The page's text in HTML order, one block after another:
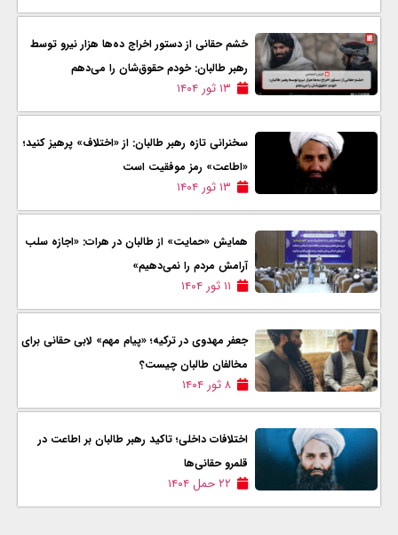
خشم حقانی از دستور اخراج ده‌ها هزار نیرو توسط
رهبر طالبان: خودم حقوق‌شان را می‌دهم
۱۳ ثور ۱۴۰۴
سخنرانی تازه رهبر طالبان: از «اختلاف» پرهیز کنید؛
«اطاعت» رمز موفقیت است
۱۳ ثور ۱۴۰۴
همایش «حمایت» از طالبان در هرات: «اجازه سلب
آرامش مردم را نمی‌دهیم»
۱۱ ثور ۱۴۰۴
جعفر مهدوی در ترکیه؛ «پیام مهم» لابی حقانی برای
مخالفان طالبان چیست؟
۸ ثور ۱۴۰۴
اختلافات داخلی؛ تاکید رهبر طالبان بر اطاعت در
قلمرو حقانی‌ها
۲۲ حمل ۱۴۰۴